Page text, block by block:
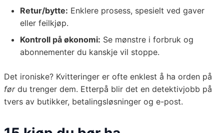
Retur/bytte: Enklere prosess, spesielt ved gaver
eller feilkjøp.
Kontroll på økonomi: Se mønstre i forbruk og
abonnementer du kanskje vil stoppe.
Det ironiske? Kvitteringer er ofte enklest å ha orden på
førdu trenger dem. Etterpå blir det en detektivjobb på
tvers av butikker, betalingsløsninger og e-post.